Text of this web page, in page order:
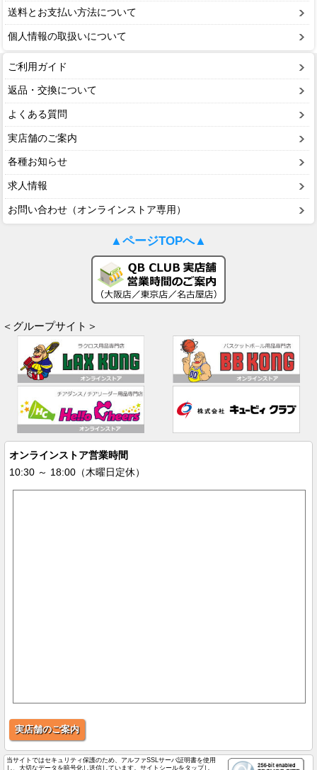
送料とお支払い方法について
個人情報の取扱いについて
ご利用ガイド
返品・交換について
よくある質問
実店舗のご案内
各種お知らせ
求人情報
お問い合わせ（オンラインストア専用）
▲ページTOPへ▲
＜グループサイト＞
オンラインストア営業時間
10:30 ～ 18:00（木曜日定休）
実店舗のご案内
当サイトではセキュリティ保護のため、アルファSSLサーバ証明書を使用
し、大切なデータを暗号化し送信しています。サイトシールをタップし